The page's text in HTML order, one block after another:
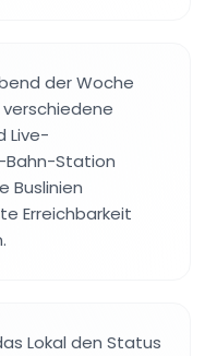
der Woche
Live-
Bahn-Station
Buslinien
Erreichbarkeit
Lokal den Status